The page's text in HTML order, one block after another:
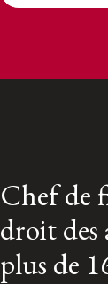
Chef de
droit des
plus de